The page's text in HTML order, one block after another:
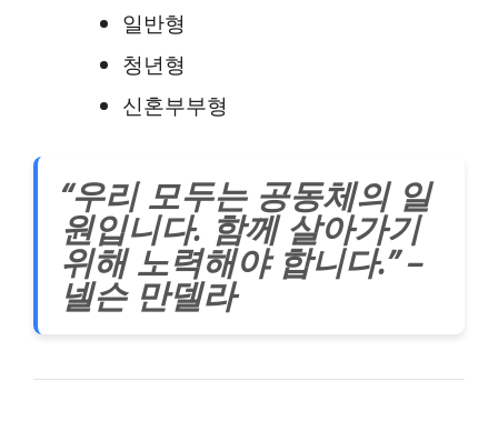
일반형
청년형
신혼부부형
“우리 모두는 공동체의 일
원입니다. 함께 살아가기
위해 노력해야 합니다.” –
넬슨 만델라